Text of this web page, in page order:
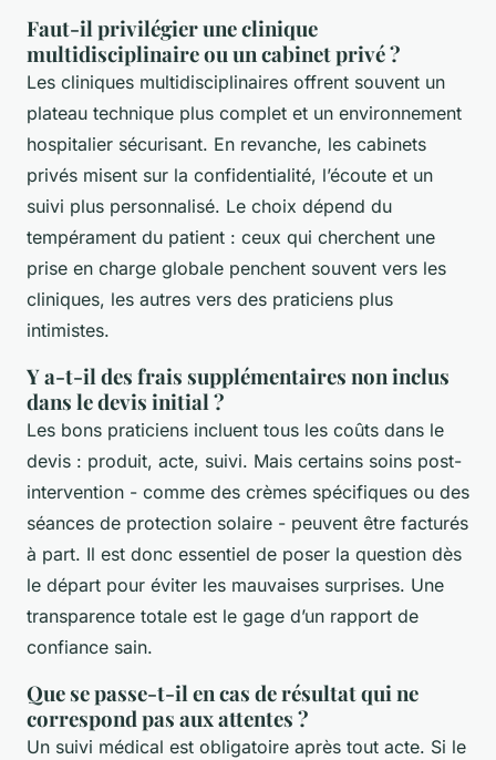
Faut-il privilégier une clinique
multidisciplinaire ou un cabinet privé ?
Les cliniques multidisciplinaires offrent souvent un
plateau technique plus complet et un environnement
hospitalier sécurisant. En revanche, les cabinets
privés misent sur la confidentialité, l’écoute et un
suivi plus personnalisé. Le choix dépend du
tempérament du patient : ceux qui cherchent une
prise en charge globale penchent souvent vers les
cliniques, les autres vers des praticiens plus
intimistes.
Y a-t-il des frais supplémentaires non inclus
dans le devis initial ?
Les bons praticiens incluent tous les coûts dans le
devis : produit, acte, suivi. Mais certains soins post-
intervention - comme des crèmes spécifiques ou des
séances de protection solaire - peuvent être facturés
à part. Il est donc essentiel de poser la question dès
le départ pour éviter les mauvaises surprises. Une
transparence totale est le gage d’un rapport de
confiance sain.
Que se passe-t-il en cas de résultat qui ne
correspond pas aux attentes ?
Un suivi médical est obligatoire après tout acte. Si le